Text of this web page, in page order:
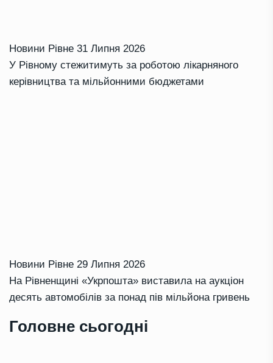
Новини Рівне 31 Липня 2026
У Рівному стежитимуть за роботою лікарняного
керівництва та мільйонними бюджетами
Новини Рівне 29 Липня 2026
На Рівненщині «Укрпошта» виставила на аукціон
десять автомобілів за понад пів мільйона гривень
Головне сьогодні